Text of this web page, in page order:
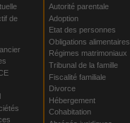
de
Autorité parentale
Adoption
Etat des personnes
Obligations alimentaires
Régimes matrimoniaux
Tribunal de la famille
Fiscalité familiale
Divorce
Hébergement
Cohabitation